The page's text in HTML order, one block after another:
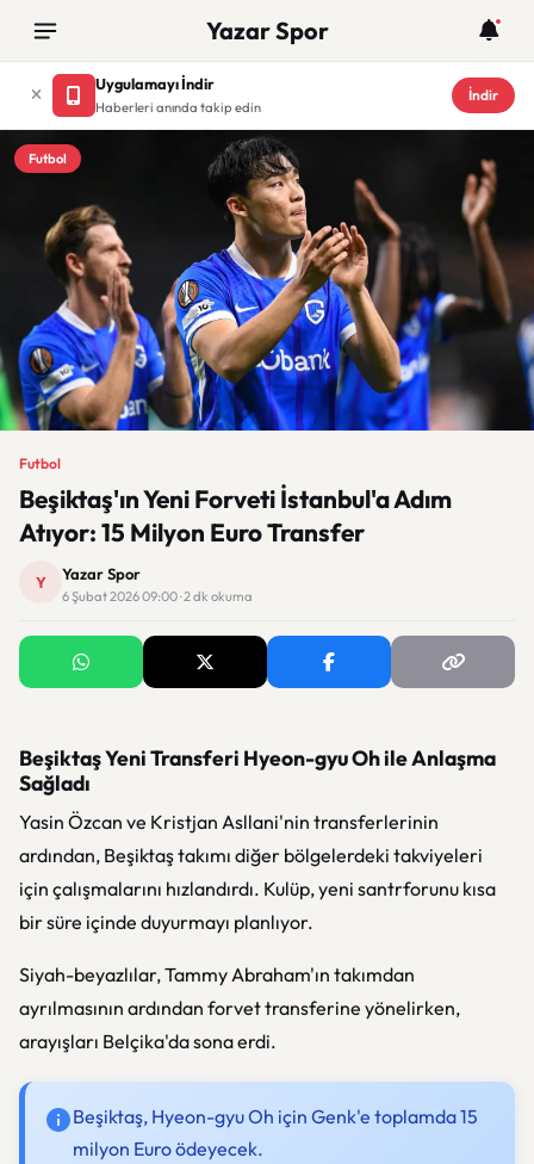
Yazar Spor
Uygulamayı İndir
Haberleri anında takip edin
İndir
Futbol
Futbol
Beşiktaş'ın Yeni Forveti İstanbul'a Adım
Atıyor: 15 Milyon Euro Transfer
Y Yazar Spor
6 Şubat 2026 09:00 · 2 dk okuma
Beşiktaş Yeni Transferi Hyeon-gyu Oh ile Anlaşma
Sağladı
Yasin Özcan ve Kristjan Asllani'nin transferlerinin
ardından, Beşiktaş takımı diğer bölgelerdeki takviyeleri
için çalışmalarını hızlandırdı. Kulüp, yeni santrforunu kısa
bir süre içinde duyurmayı planlıyor.
Siyah-beyazlılar, Tammy Abraham'ın takımdan
ayrılmasının ardından forvet transferine yönelirken,
arayışları Belçika'da sona erdi.
Beşiktaş, Hyeon-gyu Oh için Genk'e toplamda 15
milyon Euro ödeyecek.